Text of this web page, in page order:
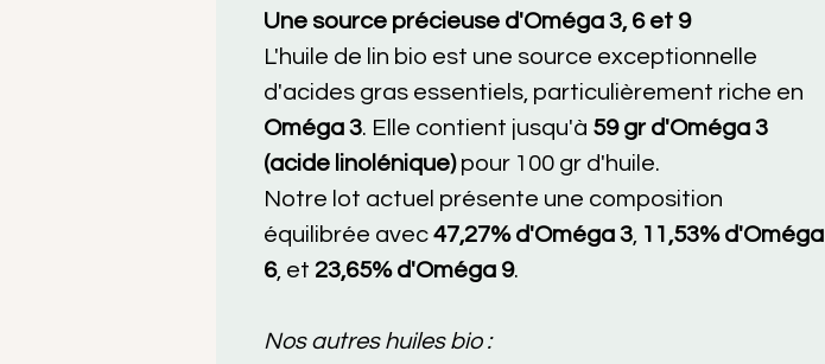
Une source précieuse d'Oméga 3, 6 et 9
L'huile de lin bio est une source exceptionnelle
d'acides gras essentiels, particulièrement riche en
Oméga 3. Elle contient jusqu'à 59 gr d'Oméga 3
(acide linolénique)pour 100 gr d'huile.
Notre lot actuel présente une composition
équilibrée avec 47,27% d'Oméga 3, 11,53% d'Oméga
6, et 23,65% d'Oméga 9.
Nos autres huiles bio :